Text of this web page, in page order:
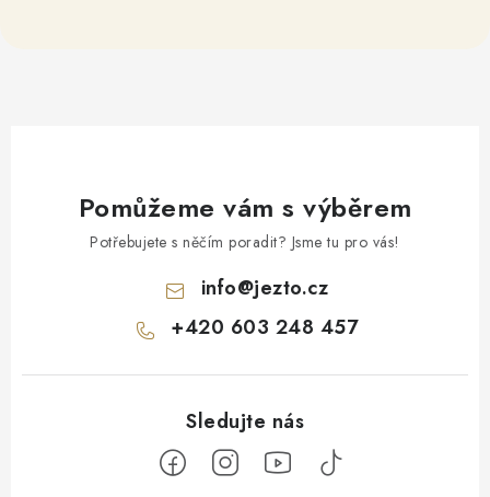
Pomůžeme vám s výběrem
Potřebujete s něčím poradit? Jsme tu pro vás!
info@jezto.cz
+420 603 248 457